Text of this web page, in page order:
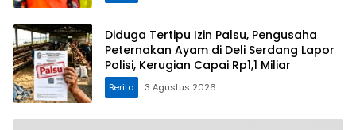
Diduga Tertipu Izin Palsu, Pengusaha
Peternakan Ayam di Deli Serdang Lapor
Polisi, Kerugian Capai Rp1,1 Miliar
Berita 3 Agustus 2026